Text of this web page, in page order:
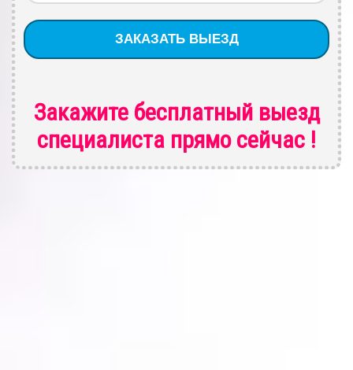
Закажите бесплатный выезд
специалиста прямо сейчас !